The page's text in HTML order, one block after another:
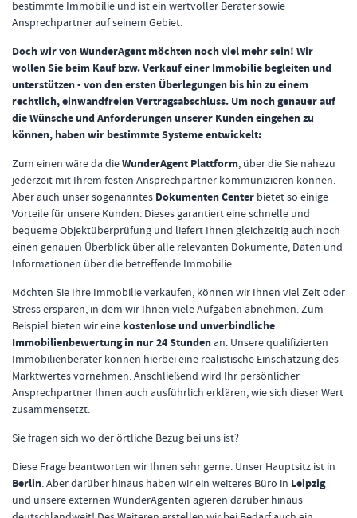
bestimmte Immobilie und ist ein wertvoller Berater sowie
Ansprechpartner auf seinem Gebiet.
Doch wir von WunderAgent möchten noch viel mehr sein! Wir
wollen Sie beim Kauf bzw. Verkauf einer Immobilie begleiten und
unterstützen - von den ersten Überlegungen bis hin zu einem
rechtlich, einwandfreien Vertragsabschluss. Um noch genauer auf
die Wünsche und Anforderungen unserer Kunden eingehen zu
können, haben wir bestimmte Systeme entwickelt:
Zum einen wäre da dieWunderAgent Plattform , über die Sie nahezu
jederzeit mit Ihrem festen Ansprechpartner kommunizieren können.
Aber auch unser sogenanntes Dokumenten Center bietet so einige
Vorteile für unsere Kunden. Dieses garantiert eine schnelle und
bequeme Objektüberprüfung und liefert Ihnen gleichzeitig auch noch
einen genauen Überblick über alle relevanten Dokumente, Daten und
Informationen über die betreffende Immobilie.
Möchten Sie Ihre Immobilie verkaufen, können wir Ihnen viel Zeit oder
Stress ersparen, in dem wir Ihnen viele Aufgaben abnehmen. Zum
Beispiel bieten wir eine kostenlose und unverbindliche
Immobilienbewertung in nur 24 Stundenan. Unsere qualifizierten
Immobilienberater können hierbei eine realistische Einschätzung des
Marktwertes vornehmen. Anschließend wird Ihr persönlicher
Ansprechpartner Ihnen auch ausführlich erklären, wie sich dieser Wert
zusammensetzt.
Sie fragen sich wo der örtliche Bezug bei uns ist?
Diese Frage beantworten wir Ihnen sehr gerne. Unser Hauptsitz ist in
Berlin . Aber darüber hinaus haben wir ein weiteres Büro in Leipzig
und unsere externen WunderAgenten agieren darüber hinaus